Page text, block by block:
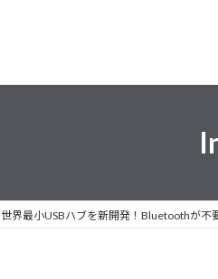
世界最小USBハブを新開発！Bluetoothが